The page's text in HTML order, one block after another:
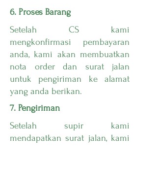
6. Proses Barang
Setelah CS kami
mengkonfirmasi pembayaran
anda, kami akan membuatkan
nota order dan surat jalan
untuk pengiriman ke alamat
yang anda berikan.
7. Pengiriman
Setelah supir kami
mendapatkan surat jalan, kami